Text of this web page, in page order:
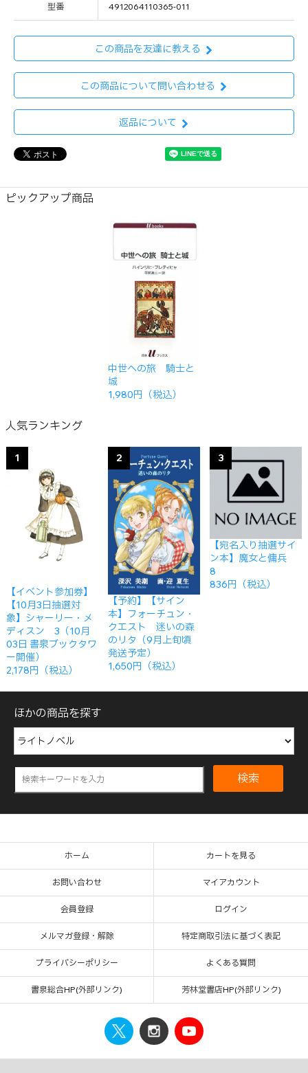
型番 4912064110365-011
この商品を友達に教える
この商品について問い合わせる
返品について
ピックアップ商品
中世への旅 騎士と
城
1,980円（税込）
人気ランキング
1
【イベント参加券】
【10月3日抽選対
象】シャーリー・メ
ディスン 3（10月
03日 書泉ブックタワ
ー開催）
2,178円（税込）
2
【予約】【サイン
本】フォーチュン・
クエスト 迷いの森
のリタ（9月上旬頃
発送予定）
1,650円（税込）
3
【宛名入り抽選サイ
ン本】魔女と傭兵
8
836円（税込）
ほかの商品を探す
検索
ホーム カートを見る
お問い合わせ マイアカウント
会員登録 ログイン
メルマガ登録・解除 特定商取引法に基づく表記
プライバシーポリシー よくある質問
書泉総合HP(外部リンク) 芳林堂書店HP(外部リンク)